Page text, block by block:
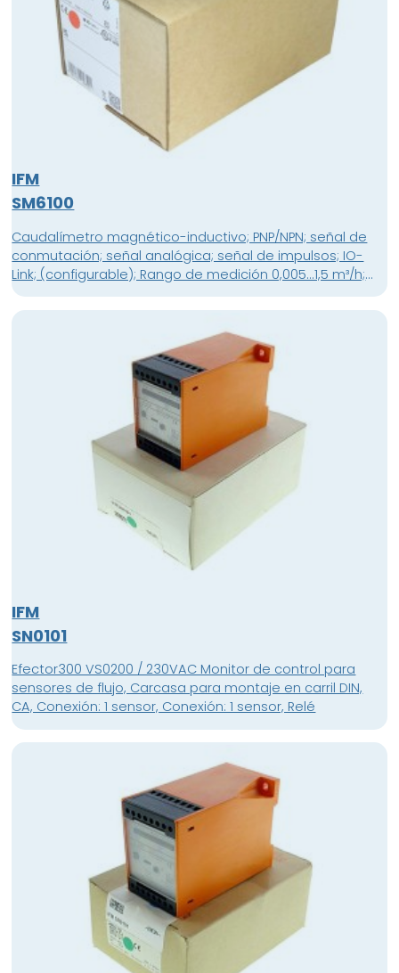
IFM
SM6100
Caudalímetro magnético-inductivo; PNP/NPN; señal de
conmutación; señal analógica; señal de impulsos; IO-
Link; (configurable); Rango de medición 0,005...1,5 m³/h;
Rango de medición 0,1...25 l/min; Temperatura del fluido
-10...70 °C; Presión nominal 16 bar; G 1/2 DN15; Conector
IFM
SN0101
Efector300 VS0200 / 230VAC Monitor de control para
sensores de flujo, Carcasa para montaje en carril DIN,
CA, Conexión: 1 sensor, Conexión: 1 sensor, Relé